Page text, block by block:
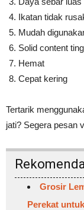
Ikatan tidak
Mudah
Solid content
Hemat
Cepat kering
Tertarik
jati? Segera pesan
Grosir
Perekat